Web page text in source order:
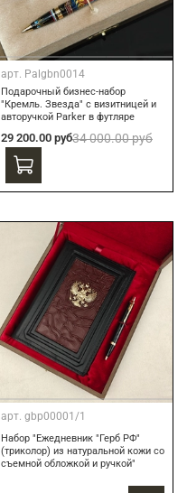
арт. Palgbn0014
Подарочный бизнес-набор
"Кремль. Звезда" с визитницей и
авторучкой Parker в футляре
29 200.00 руб34 000.00 руб
арт. gbp00001/1
Набор "Ежедневник "Герб РФ"
(триколор) из натуральной кожи со
съемной обложкой и ручкой"